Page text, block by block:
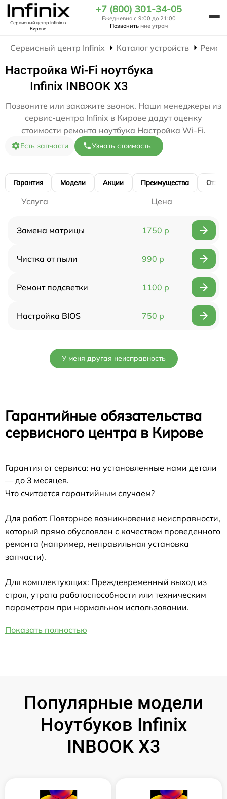
Сервисный центр Infinixв
Кирове
+7 (800) 301-34-05
Ежедневно с 9:00 до 21:00
Позвонить мне утром
Сервисный центр Infinix Каталог устройств
Настройка Wi-Fi ноутбука
Infinix INBOOK X3
Позвоните или закажите звонок. Наши менеджеры из
сервис-центра Infinix в Кирове дадут оценку
стоимости ремонта ноутбука Настройка Wi-Fi.
Есть запчасти Узнать стоимость
Гарантия Модели Акции Преимущества
Услуга Цена
Замена матрицы 1750 р
Чистка от пыли 990 р
Ремонт подсветки 1100 р
Настройка BIOS 750 р
У меня другая неисправность
Гарантийные обязательства
сервисного центра в Кирове
Гарантия от сервиса: на установленные нами детали
— до 3 месяцев.
Что считается гарантийным случаем?
Для работ: Повторное возникновение неисправности,
который прямо обусловлен с качеством проведенного
ремонта (например, неправильная установка
запчасти).
Для комплектующих: Преждевременный выход из
строя, утрата работоспособности или техническим
параметрам при нормальном использовании.
Показать полностью
Популярные модели
Ноутбуков Infinix
INBOOK X3